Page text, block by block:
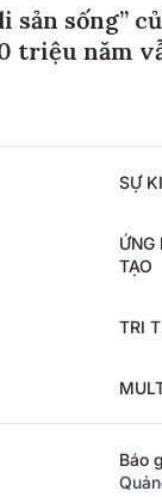
sản sống”
triệu năm
SỰ
ỨNG
TẠO
TRI
Báo